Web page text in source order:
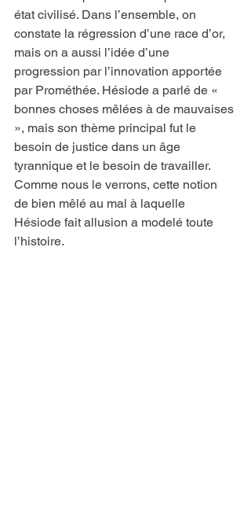
état civilisé. Dans l’ensemble, on
constate la régression d’une race d’or,
mais on a aussi l’idée d’une
progression par l’innovation apportée
par Prométhée. Hésiode a parlé de «
bonnes choses mêlées à de mauvaises
», mais son thème principal fut le
besoin de justice dans un âge
tyrannique et le besoin de travailler.
Comme nous le verrons, cette notion
de bien mêlé au mal à laquelle
Hésiode fait allusion a modelé toute
l’histoire.